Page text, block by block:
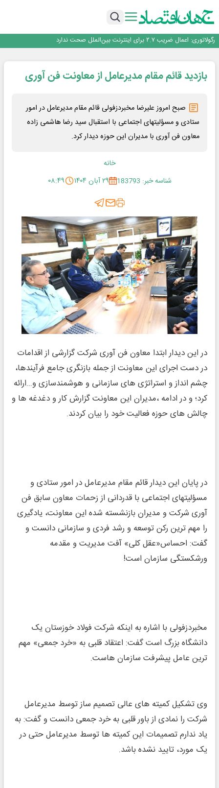
یک اشتباه کلاد، تمام اطلاعات کاربر را به باد داد
رگولاتوری: اعمال ضریب ۲.۷ برای اینترنت بین‌الملل صحت ندارد
با تقاضای برق ناپایدار هوش مصنوعی خودزنی می‌کند
یک اشتباه کلاد، تمام اطلاعات کاربر را به باد داد
اینوتکس امسال با مدل جدید برگزار می‌شود
بازدید قائم مقام مدیرعامل از معاونت فن آوری
صبح امروز علیرضا مخبردزفولی قائم مقام مدیرعامل در امور
ستادی و مسؤلیتهای اجتماعی با استقبال سید رضا هاشمی زاده
معاون فن آوری با مدیران این حوزه دیدار کرد.
خانه
شناسه خبر: 183793
۲۹ آبان ۱۴۰۴ ۰۸:۴۹
در این دیدار ابتدا معاون فن آوری شرکت گزارشی از اقدامات
در دست اجرای این معاونت از جمله بازنگری جامع فرآیندها،
چشم انداز و استراتژی های سازمانی و هوشمندسازی و...ارائه
کرد؛ و در ادامه ،مدیران این معاونت گزارش کار و دغدغه ها و
چالش های حوزه فعالیت خود را بیان کردند.
در پایان این دیدار قائم مقام مدیرعامل در امور ستادی و
مسؤلیتهای اجتماعی با قدردانی از زحمات معاون سابق فن
آوری شرکت و مدیران بازنشسته شده این معاونت، یادگیری
را مهم ترین رکن توسعه و رشد فردی و سازمانی دانست و
گفت: احساس«عقل کلی» آفت مدیریت و مقدمه
ورشکستگی سازمان است!
مخبردزفولی با اشاره به اینکه شرکت فولاد خوزستان یک
دانشگاه بزرگ است گفت: اعتقاد قلبی به «خرد جمعی» مهم
ترین عامل پیشرفت سازمان هاست.
وی تشکیل کمیته های عالی تصمیم ساز توسط مدیرعامل
شرکت را نمادی از باور قلبی به خرد جمعی دانست و گفت: به
یاد ندارم تصمیمات این کمیته ها توسط مدیرعامل حتی در
یک مورد، تایید نشده باشد.